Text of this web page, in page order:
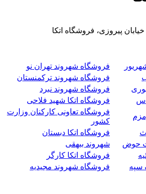
پیروزی، فروشگاه اتکا
فروشگاه شهروند تهران نو
فروشگاه شهروند ترکمنستان
فروشگاه شهروند نبرد
فروشگاه اتکا شهید فلاحی
فروشگاه تعاونی کارکنان وزارت
کشور
فروشگاه اتکا دبستان
حوض
شهروند بیهقی
فروشگاه اتکا کارگر
سپه
فروشگاه شهروند مجیدیه